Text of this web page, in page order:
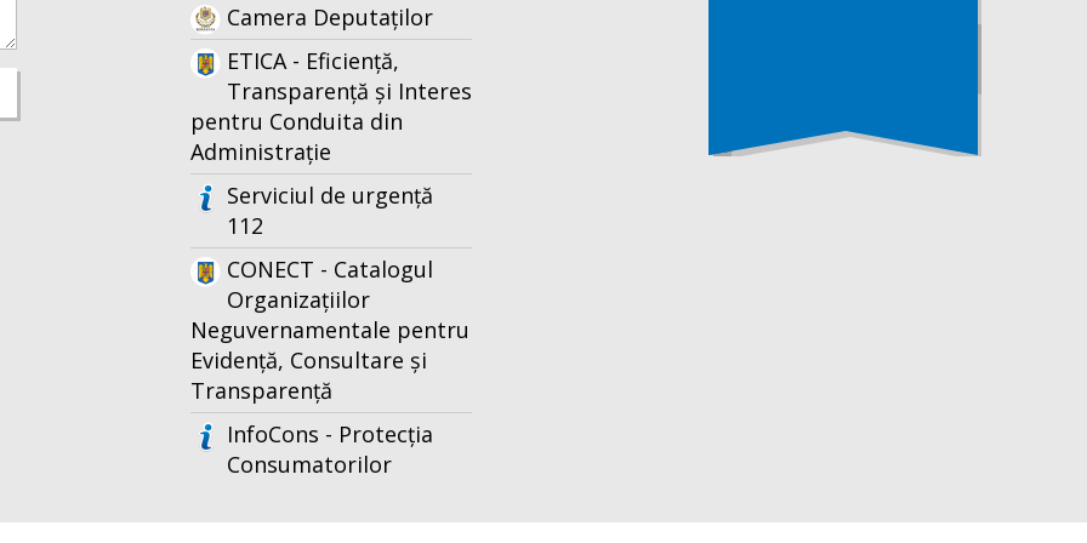
Camera Deputaților
ETICA - Eficiență,
Transparență și Interes
pentru Conduita din
Administrație
Serviciul de urgență
112
CONECT - Catalogul
Organizațiilor
Neguvernamentale pentru
Evidență, Consultare și
Transparență
InfoCons - Protecția
Consumatorilor